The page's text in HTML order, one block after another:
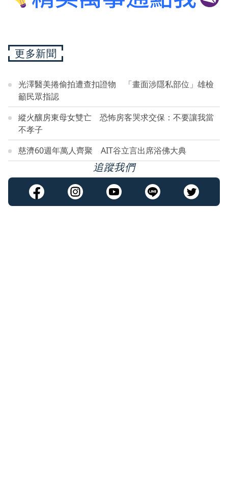
更多新聞
光澤醫美捲偷拍遭查扣證物 「畫面涉隱私部位」雄檢
籲民眾指認
縱火釀房東母女雙亡 恐怖房客哭求交保：不要讓我當
不孝子
慈濟60週年萬人齊聚 AIT谷立言出席浴佛大典
追蹤我們